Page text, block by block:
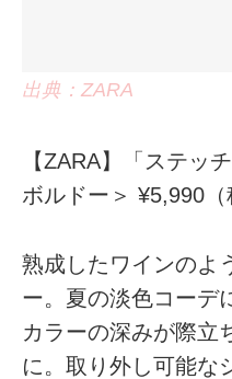
出典：ZARA
【ZARA】「ステッ
ボルドー＞ ¥5,990（
熟成したワインのよ
ー。夏の淡色コーデ
カラーの深みが際立
に。取り外し可能な